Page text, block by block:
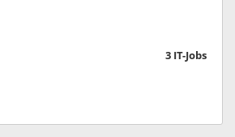
3 IT-Jobs